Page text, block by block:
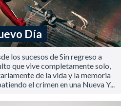
Día
los sucesos de Sin regreso a
que vive completamente solo,
de la vida y la memoria
el crimen en una Nueva Y...